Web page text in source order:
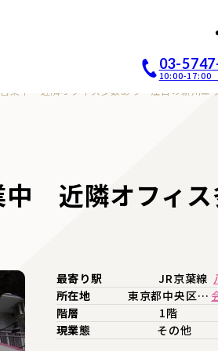
き店舗ABCホー
03-
10:00-17:00
業中 近隣オフィス多数あり 注目の新川エ
中 近隣オフィ
最寄り駅 JR京葉線
所在地
東京都中央区…
階層
1階
現業態
その他